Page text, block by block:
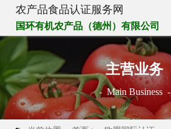
农产品食品认证服务网
国环有机农产品（德州）有限公司
主营业务
- Main Business -